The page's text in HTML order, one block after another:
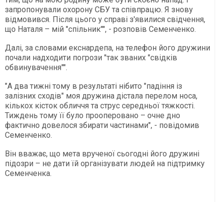
запропонували охорону СБУ та співпрацю. Я знову
відмовився. Після цього у справі з'явилися свідчення,
що Наталя – мій "спільник"", - розповів Семенченко.
Далі, за словами екснардепа, на телефон його дружини
почали надходити погрози "так званих "свідків
обвинувачення"".
"А два тижні тому в результаті нібито "падіння із
залізних сходів" моя дружина дістала перелом носа,
кількох кісток обличчя та струс середньої тяжкості.
Тиждень тому її було прооперовано – очне дно
фактично довелося збирати частинами", - повідомив
Семенченко.
Він вважає, що мета врученої сьогодні його дружині
підозри – не дати їй організувати людей на підтримку
Семенченка.